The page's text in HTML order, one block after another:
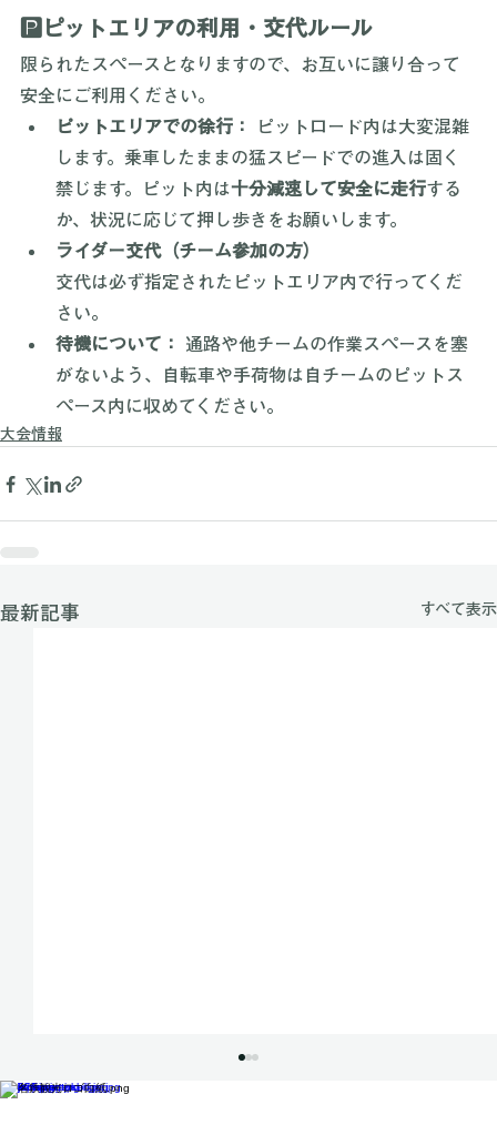
🅿️ピットエリアの利用・交代ルール
限られたスペースとなりますので、お互いに譲り合って
安全にご利用ください。
ピットエリアでの徐行： ピットロード内は大変混雑
します。乗車したままの猛スピードでの進入は固く
禁じます。ピット内は十分減速して安全に走行
か、状況に応じて押し歩きをお願いします。
ライダー交代（チーム参加の方）
交代は必ず指定されたピットエリア内で行ってくだ
さい。
待機について： 通路や他チームの作業スペースを塞
がないよう、自転車や手荷物は自チームのピットス
ペース内に収めてください。